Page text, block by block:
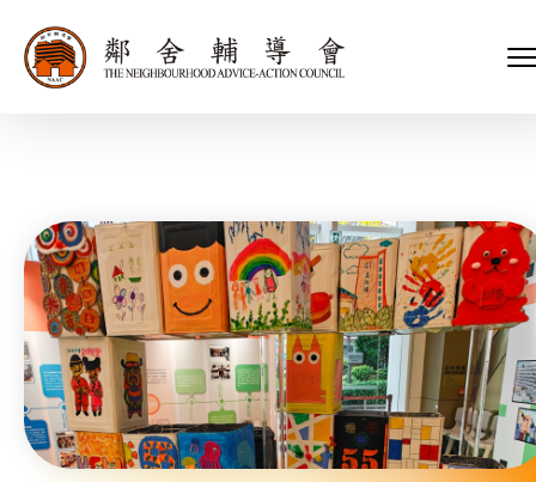
會長、副會長
執行委員會及總幹事
招標項目
關於我們
家庭及兒童福利服務
青少年服務
內地服務
教育服務
醫療衞生服務
社會企業
我們的服務
我們的夥伴
捐款方法
支持我們
新聞稿及媒體報導